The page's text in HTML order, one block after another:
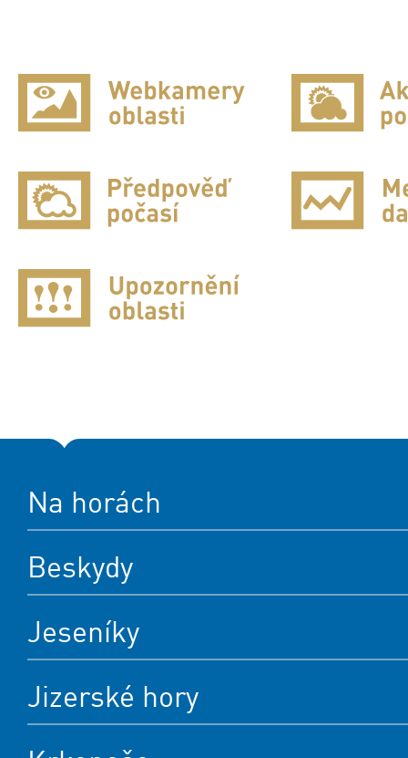
Na horách
Beskydy
Jeseníky
Jizerské hory